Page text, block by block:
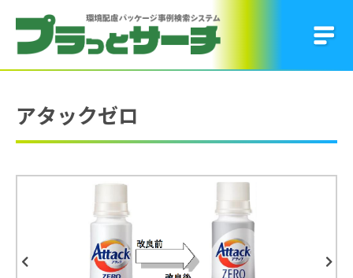
アタックゼロ
Previous Next